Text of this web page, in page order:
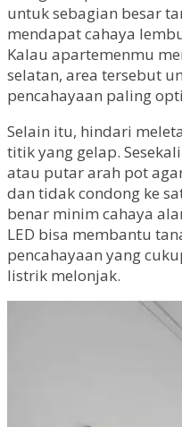
untuk sebagian besar
mendapat cahaya
Kalau apartemenmu
selatan, area tersebut
pencahayaan paling
Selain itu, hindari
titik yang gelap.
atau putar arah pot
dan tidak condong ke
benar minim cahaya
LED bisa membantu
pencahayaan yang
listrik melonjak.